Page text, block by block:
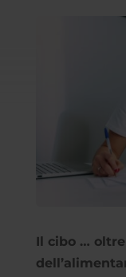
Il cibo …